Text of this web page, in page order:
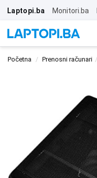
Laptopi.ba Monitori.ba
Početna Prenosni računari